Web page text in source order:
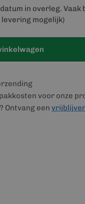
in overleg. Vaak
levering mogelijk)
voor onze
Ontvang een